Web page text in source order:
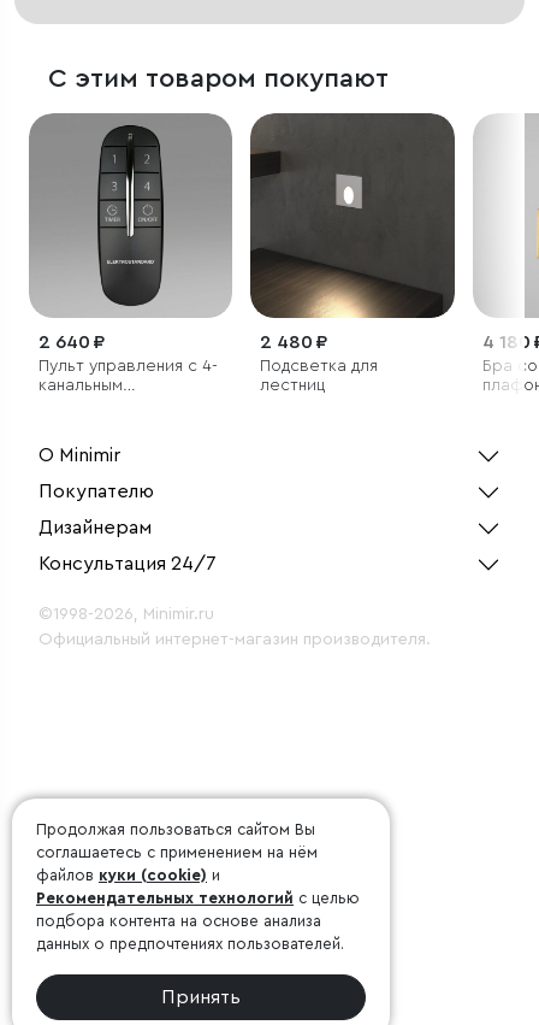
С этим товаром покупают
2 640 ₽
Пульт управления с 4-
канальным
2 480 ₽
Подсветка для
лестниц
4 180
Бра
О Minimir
Покупателю
Дизайнерам
Консультация 24/7
©1998-2026, Minimir.ru
Официальный интернет-магазин производителя.
Продолжая пользоваться сайтом Вы
соглашаетесь с применением на нём
файлов куки (cookie) и
Рекомендательных технологий с целью
подбора контента на основе анализа
данных о предпочтениях пользователей.
Принять